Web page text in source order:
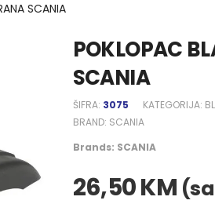
SCANIA
POKLOPAC
SCANIA
ŠIFRA: 3075 KATEGORIJA:
BRAND: SCANIA
Brands: SCANIA
26,50KM